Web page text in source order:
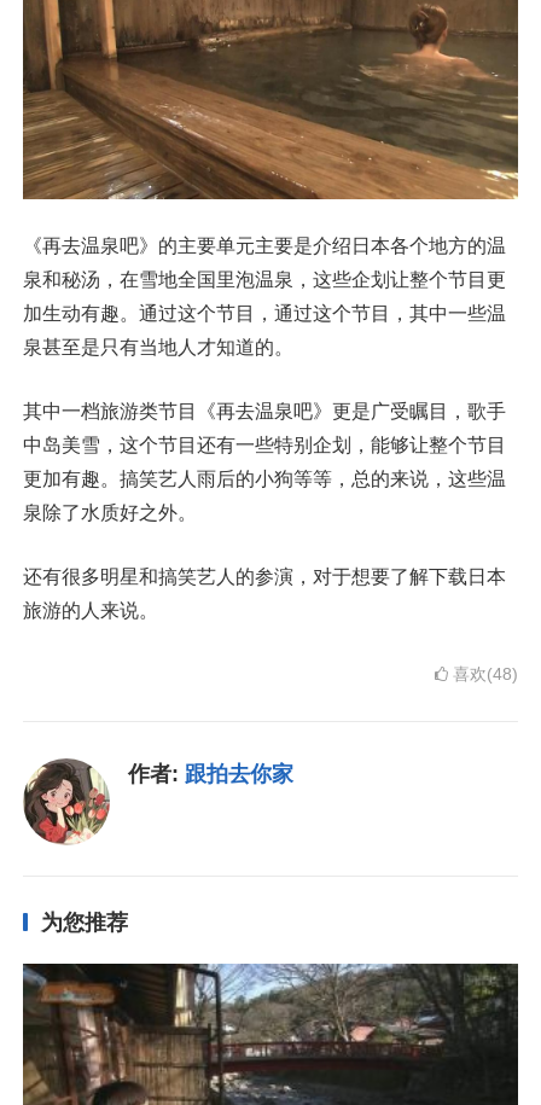
《再去温泉吧》的主要单元主要是介绍日本各个地方的温
泉和秘汤，在雪地全国里泡温泉，这些企划让整个节目更
加生动有趣。通过这个节目，通过这个节目，其中一些温
泉甚至是只有当地人才知道的。
其中一档旅游类节目《再去温泉吧》更是广受瞩目，歌手
中岛美雪，这个节目还有一些特别企划，能够让整个节目
更加有趣。搞笑艺人雨后的小狗等等，总的来说，这些温
泉除了水质好之外。
还有很多明星和搞笑艺人的参演，对于想要了解下载日本
旅游的人来说。
喜欢(48)
作者: 跟拍去你家
为您推荐